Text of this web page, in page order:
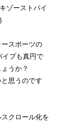
ゾーストパイ
スポーツの
イプも真円で
うか？
思うのです
クロール化を